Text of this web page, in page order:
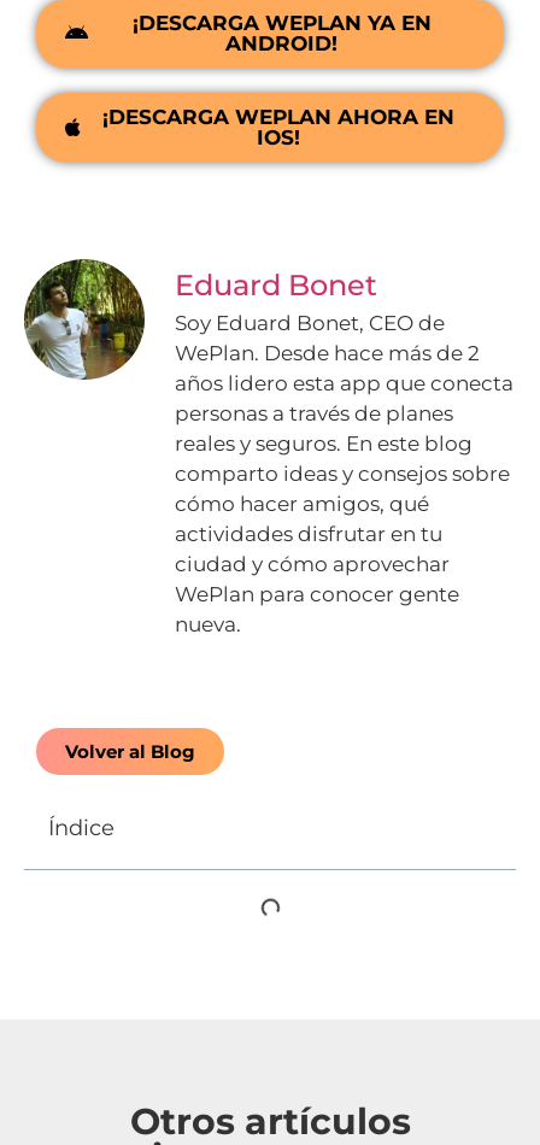
¡DESCARGA WEPLAN YA EN
ANDROID!
¡DESCARGA WEPLAN AHORA EN
IOS!
Eduard Bonet
Soy Eduard Bonet, CEO de
WePlan. Desde hace más de 2
años lidero esta app que conecta
personas a través de planes
reales y seguros. En este blog
comparto ideas y consejos sobre
cómo hacer amigos, qué
actividades disfrutar en tu
ciudad y cómo aprovechar
WePlan para conocer gente
nueva.
Volver al Blog
Índice
Otros artículos